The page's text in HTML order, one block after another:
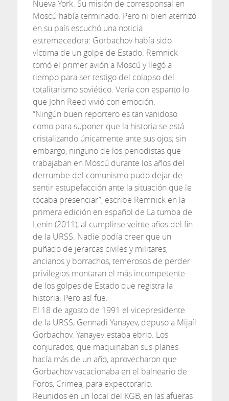
Nueva York. Su misión de corresponsal en
Moscú había terminado. Pero ni bien aterrizó
en su país escuchó una noticia
estremecedora: Gorbachov había sido
víctima de un golpe de Estado. Remnick
tomó el primer avión a Moscú y llegó a
tiempo para ser testigo del colapso del
totalitarismo soviético. Vería con espanto lo
que John Reed vivió con emoción.
“Ningún buen reportero es tan vanidoso
como para suponer que la historia se está
cristalizando únicamente ante sus ojos; sin
embargo, ninguno de los periodistas que
trabajaban en Moscú durante los años del
derrumbe del comunismo pudo dejar de
sentir estupefacción ante la situación que le
tocaba presenciar”, escribe Remnick en la
primera edición en español de La tumba de
Lenin (2011), al cumplirse veinte años del fin
de la URSS. Nadie podía creer que un
puñado de jerarcas civiles y militares,
ancianos y borrachos, temerosos de perder
privilegios montaran el más incompetente
de los golpes de Estado que registra la
historia. Pero así fue.
El 18 de agosto de 1991 el vicepresidente
de la URSS, Gennadi Yanayev, depuso a Mijaíl
Gorbachov. Yanayev estaba ebrio. Los
conjurados, que maquinaban sus planes
hacía más de un año, aprovecharon que
Gorbachov vacacionaba en el balneario de
Foros, Crimea, para expectorarlo.
Reunidos en un local del KGB, en las afueras